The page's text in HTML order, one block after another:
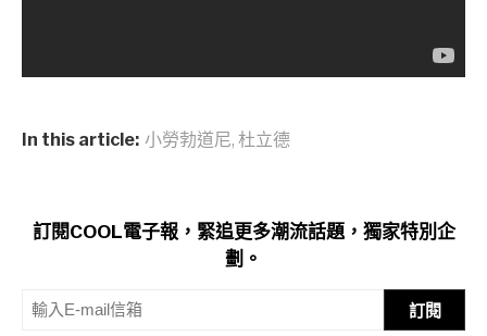
In this article: 小勞勃道尼, 杜立德
訂閱COOL電子報，緊追更多潮流話題，獨家特別企
劃。
訂閱